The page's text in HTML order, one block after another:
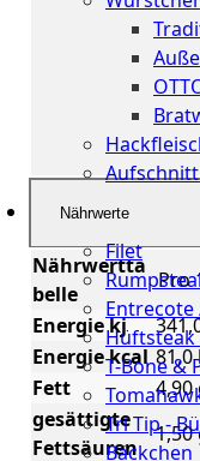
Cuts
Filet
Entrecote
Hüftsteak
T-Bone &
Tri Tip -
Bäckchen
Nährwerte
Nährwertta
belle
Pro
Energie kj
Energie kcal 81,0
Fett
4,90
gesättigte
Fettsäuren
1,50